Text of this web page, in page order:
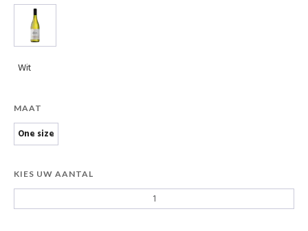
Wit
MAAT
One size
KIES UW AANTAL